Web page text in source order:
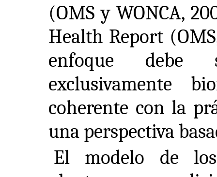
(OMS y WONCA,
Health Report
enfoque debe
exclusivamente
coherente con la
una perspectiva
El modelo de los